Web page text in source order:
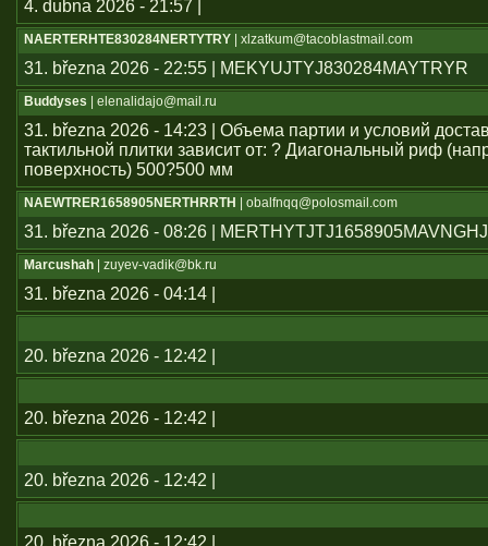
4. dubna 2026 - 21:57 |
NAERTERHTE830284NERTYTRY | xlzatkum@tacoblastmail.com
31. března 2026 - 22:55 | MEKYUJTYJ830284MAYTRYR
Buddyses | elenalidajo@mail.ru
31. března 2026 - 14:23 | Объема партии и условий
тактильной плитки зависит от: ? Диагональный риф
поверхность) 500?500 мм
NAEWTRER1658905NERTHRRTH | obalfnqq@polosmail.com
31. března 2026 - 08:26 |
Marcushah | zuyev-vadik@bk.ru
31. března 2026 - 04:14 |
20. března 2026 - 12:42 |
20. března 2026 - 12:42 |
20. března 2026 - 12:42 |
20. března 2026 - 12:42 |